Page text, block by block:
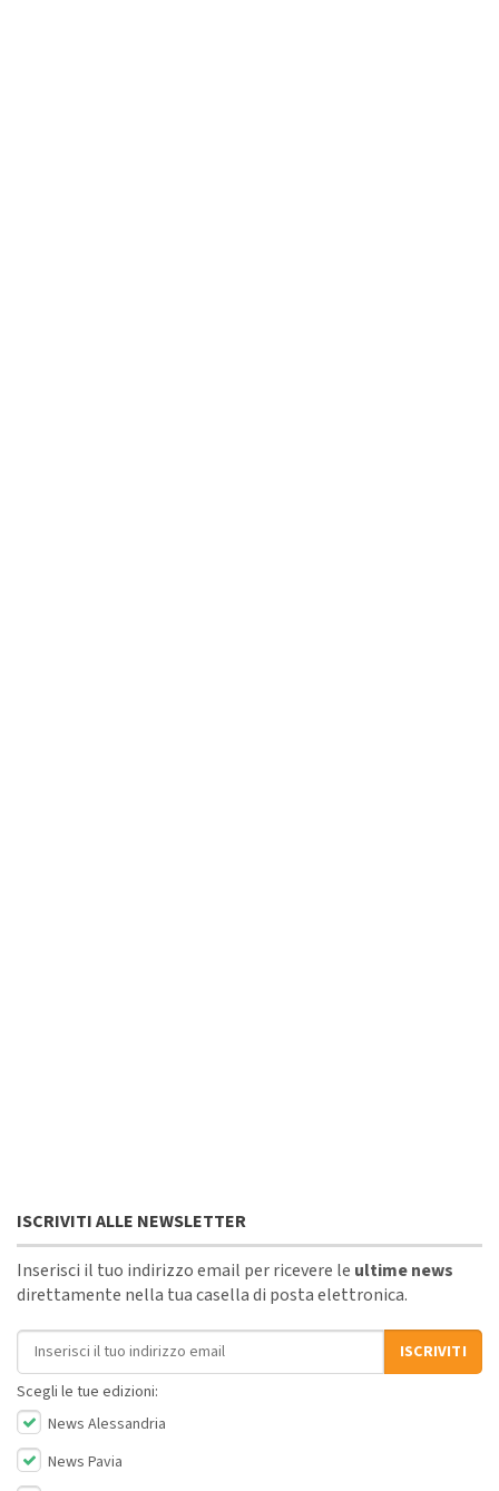
ISCRIVITI ALLE NEWSLETTER
Inserisci il tuo indirizzo email per ricevere le ultime news
direttamente nella tua casella di posta elettronica.
Indirizzo email
ISCRIVITI
Scegli le tue edizioni:
News Alessandria
News Pavia